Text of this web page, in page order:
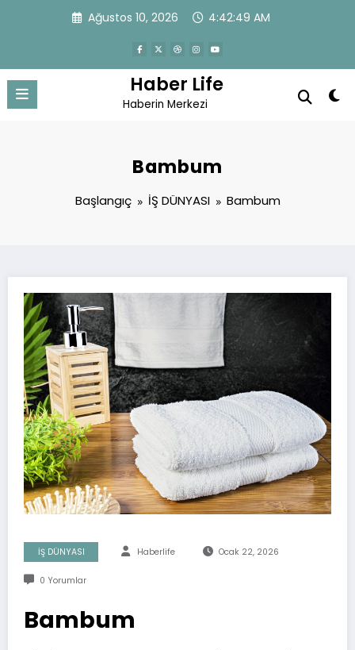
Ağustos 10, 2026 4:42:49 AM
Haber Life
Haberin Merkezi
Bambum
Başlangıç İŞ DÜNYASI Bambum
İŞ DÜNYASI Haberlife Ocak 22, 2026
0 Yorumlar
Bambum